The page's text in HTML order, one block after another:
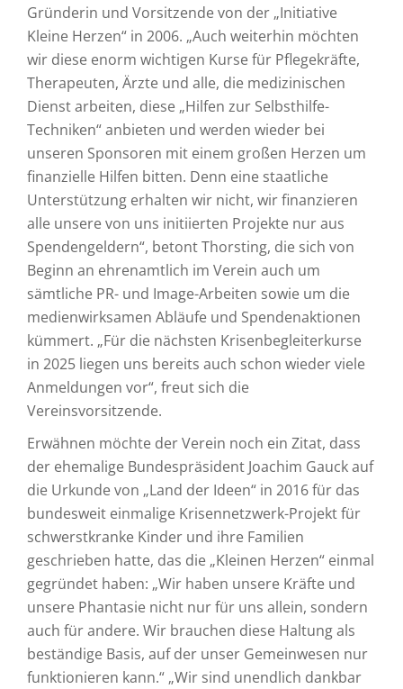
Gründerin und Vorsitzende von der „Initiative
Kleine Herzen“ in 2006. „Auch weiterhin möchten
wir diese enorm wichtigen Kurse für Pflegekräfte,
Therapeuten, Ärzte und alle, die medizinischen
Dienst arbeiten, diese „Hilfen zur Selbsthilfe-
Techniken“ anbieten und werden wieder bei
unseren Sponsoren mit einem großen Herzen um
finanzielle Hilfen bitten. Denn eine staatliche
Unterstützung erhalten wir nicht, wir finanzieren
alle unsere von uns initiierten Projekte nur aus
Spendengeldern“, betont Thorsting, die sich von
Beginn an ehrenamtlich im Verein auch um
sämtliche PR- und Image-Arbeiten sowie um die
medienwirksamen Abläufe und Spendenaktionen
kümmert. „Für die nächsten Krisenbegleiterkurse
in 2025 liegen uns bereits auch schon wieder viele
Anmeldungen vor“, freut sich die
Vereinsvorsitzende.
Erwähnen möchte der Verein noch ein Zitat, dass
der ehemalige Bundespräsident Joachim Gauck auf
die Urkunde von „Land der Ideen“ in 2016 für das
bundesweit einmalige Krisennetzwerk-Projekt für
schwerstkranke Kinder und ihre Familien
geschrieben hatte, das die „Kleinen Herzen“ einmal
gegründet haben: „Wir haben unsere Kräfte und
unsere Phantasie nicht nur für uns allein, sondern
auch für andere. Wir brauchen diese Haltung als
beständige Basis, auf der unser Gemeinwesen nur
funktionieren kann.“ „Wir sind unendlich dankbar